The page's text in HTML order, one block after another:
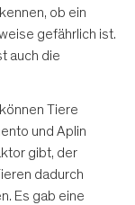
ob ein
gefährlich ist.
auch die
Tiere
und Aplin
gibt, der
dadurch
Es gab eine